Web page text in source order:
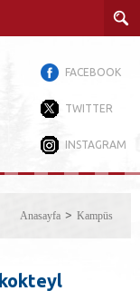
FACEBOOK
TWITTER
INSTAGRAM
Anasayfa Kampüs